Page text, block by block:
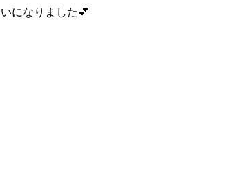
になりました💕